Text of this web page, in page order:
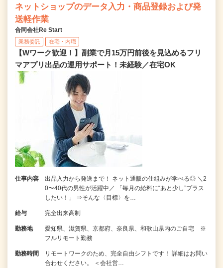
ネットショップのデータ入力・商品登録および発
送軽作業
合同会社Re Start
業務委託 在宅・内職
【Wワーク歓迎！】副業で月15万円前後を見込めるフリ
マアプリ出品の運用サポート！未経験／在宅OK
仕事内容
出品入力から発送まで！ ネット通販の仕組みが学べる◎ ＼2
0〜40代の男性が活躍中／ 「毎月の給料に“あと少し”プラス
したい！」 ⇒そんな〈目標〉を…
給与 完全出来高制
勤務地
愛知県、滋賀県、京都府、奈良県、和歌山県内のご自宅 ※
フルリモート勤務
勤務時間
リモートワークのため、完全自由シフトです！ 詳細はお問い
合わせください。 ＜会社営…